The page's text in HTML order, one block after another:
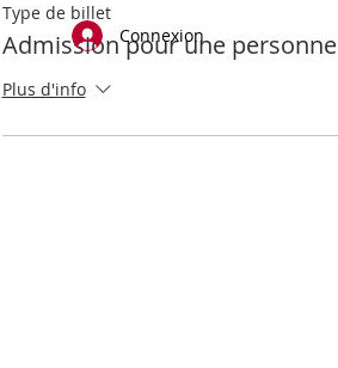
Connexion
Type de billet
Admission pour une personne
Plus d'info